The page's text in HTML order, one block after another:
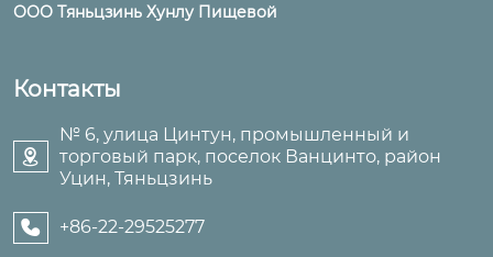
ООО Тяньцзинь Хунлу Пищевой
Контакты

№ 6, улица Цинтун, промышленный и
торговый парк, поселок Ванцинто, район
Уцин, Тяньцзинь
 +86-22-29525277